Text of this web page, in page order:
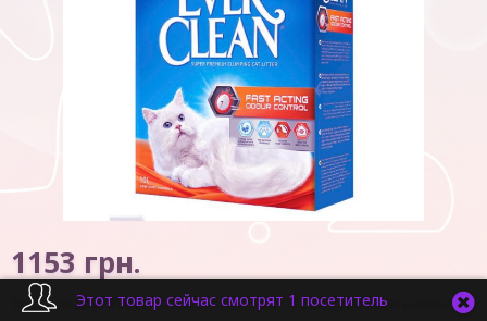
1153 грн.
Код товару:7967 Немає в наявності
Этот товар сейчас смотрят 1 посетитель